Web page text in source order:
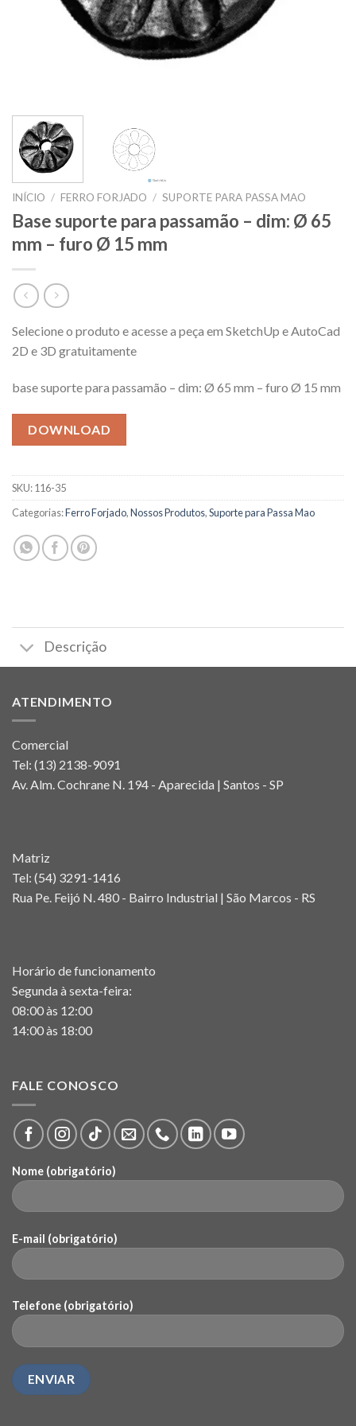
INÍCIO / FERRO FORJADO / SUPORTE PARA PASSA MAO
Base suporte para passamão – dim: Ø 65
mm – furo Ø 15 mm
Selecione o produto e acesse a peça em SketchUp e AutoCad
2D e 3D gratuitamente
base suporte para passamão – dim: Ø 65 mm – furo Ø 15 mm
DOWNLOAD
SKU:116-35
Categorias:Ferro Forjado,Nossos Produtos,Suporte para Passa Mao
Descrição
ATENDIMENTO
Comercial
Tel: (13) 2138-9091
Av. Alm. Cochrane N. 194 - Aparecida | Santos - SP
Matriz
Tel: (54) 3291-1416
Rua Pe. Feijó N. 480 - Bairro Industrial | São Marcos - RS
Horário de funcionamento
Segunda à sexta-feira:
08:00 às 12:00
14:00 às 18:00
FALE CONOSCO
Nome (obrigatório)
E-mail (obrigatório)
Telefone (obrigatório)